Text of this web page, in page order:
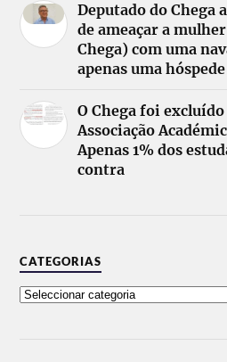
Deputado do Chega
de ameaçar a
Chega) com uma
apenas uma
O Chega foi
Associação
Apenas 1% dos
contra
CATEGORIAS